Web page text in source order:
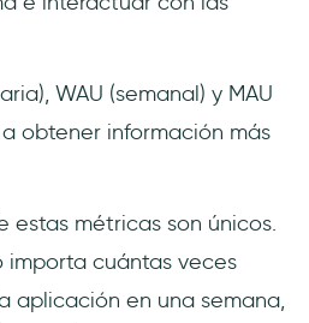
WAU (semanal) y MAU
obtener información más
estas métricas son únicos.
importa cuántas veces
aplicación en una semana,